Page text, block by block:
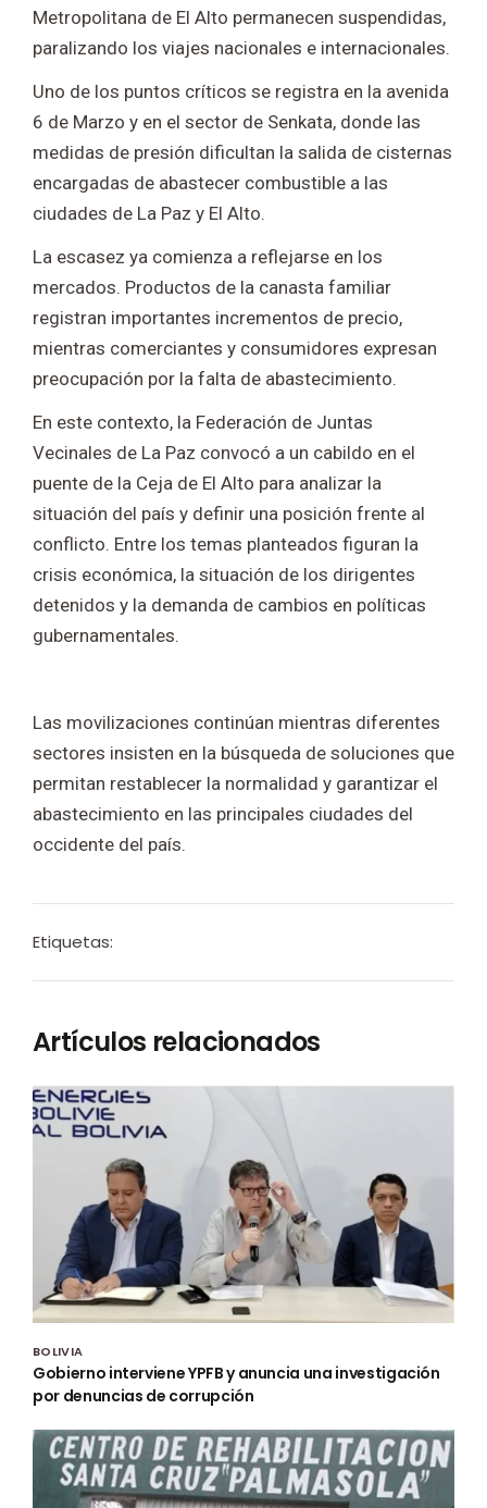
Metropolitana de El Alto permanecen suspendidas,
paralizando los viajes nacionales e internacionales.
Uno de los puntos críticos se registra en la avenida
6 de Marzo y en el sector de Senkata, donde las
medidas de presión dificultan la salida de cisternas
encargadas de abastecer combustible a las
ciudades de La Paz y El Alto.
La escasez ya comienza a reflejarse en los
mercados. Productos de la canasta familiar
registran importantes incrementos de precio,
mientras comerciantes y consumidores expresan
preocupación por la falta de abastecimiento.
En este contexto, la Federación de Juntas
Vecinales de La Paz convocó a un cabildo en el
puente de la Ceja de El Alto para analizar la
situación del país y definir una posición frente al
conflicto. Entre los temas planteados figuran la
crisis económica, la situación de los dirigentes
detenidos y la demanda de cambios en políticas
gubernamentales.
Las movilizaciones continúan mientras diferentes
sectores insisten en la búsqueda de soluciones que
permitan restablecer la normalidad y garantizar el
abastecimiento en las principales ciudades del
occidente del país.
Etiquetas:
Artículos relacionados
BOLIVIA
Gobierno interviene YPFB y anuncia una investigación
por denuncias de corrupción